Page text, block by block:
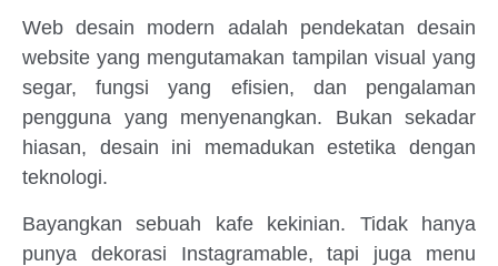
Web desain modern adalah pendekatan desain
website yang mengutamakan tampilan visual yang
segar, fungsi yang efisien, dan pengalaman
pengguna yang menyenangkan. Bukan sekadar
hiasan, desain ini memadukan estetika dengan
teknologi.
Bayangkan sebuah kafe kekinian. Tidak hanya
punya dekorasi Instagramable, tapi juga menu